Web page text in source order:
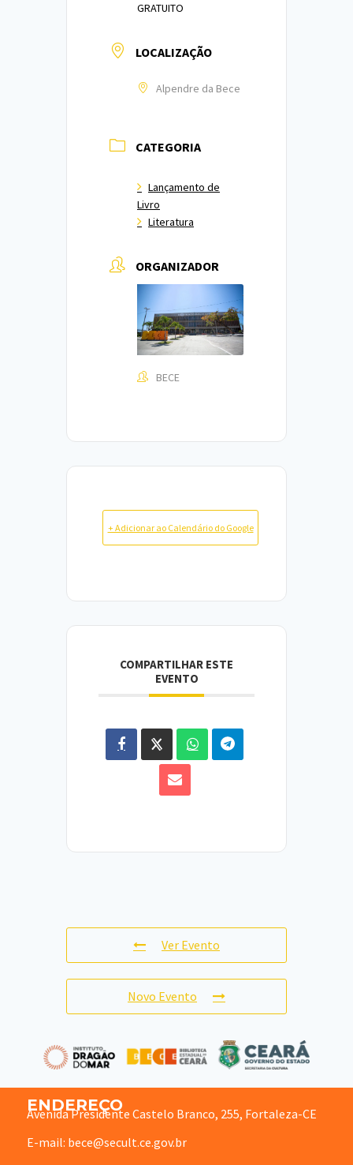
GRATUITO
LOCALIZAÇÃO
Alpendre da Bece
CATEGORIA
Lançamento de
Livro
Literatura
ORGANIZADOR
BECE
+ Adicionar ao Calendário do Google
COMPARTILHAR ESTE
EVENTO
Ver Evento
Novo Evento
ENDEREÇO
Avenida Presidente Castelo Branco, 255, Fortaleza-CE
E-mail: bece@secult.ce.gov.br